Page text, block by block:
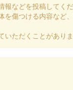
などを投稿してくだ
傷つける内容など
いただくことがありま